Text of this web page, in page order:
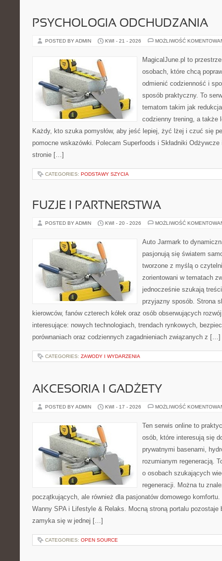
PSYCHOLOGIA ODCHUDZANIA
POSTED BY ADMIN KWI - 21 - 2026 MOŻLIWOŚĆ
MagicalJune.pl to
osobach, które chcą
odmienić codzienność i
sposób praktyczny. To
tematom takim jak
codzienny trening, a także
Każdy, kto szuka pomysłów, aby jeść lepiej, żyć lżej i czuć się
pomocne wskazówki. Polecam Superfoods i Składniki
stronie […]
CATEGORIES: PODSTAWY SZYCIA
FUZJE I PARTNERSTWA
POSTED BY ADMIN KWI - 20 - 2026 MOŻLIWOŚĆ
Auto Jarmark to
pasjonują się światem
tworzone z myślą o
zorientowani w tematach
jednocześnie szukają
przyjazny sposób. Strona
kierowców, fanów czterech kółek oraz osób obserwujących
interesujące: nowych technologiach, trendach rynkowych,
porównaniach oraz codziennych zagadnieniach związanych z […]
CATEGORIES: ZAWODY I WYDARZENIA
AKCESORIA I GADŻETY
POSTED BY ADMIN KWI - 17 - 2026 MOŻLIWOŚĆ
Ten serwis online to
osób, które interesują się
prywatnymi basenami,
rozumianym regeneracją.
o osobach szukających
regeneracji. Można tu
początkujących, ale również dla pasjonatów domowego
Wanny SPA i Lifestyle & Relaks. Mocną stroną portalu pozostaje
zamyka się w jednej […]
CATEGORIES: OPEN SOURCE